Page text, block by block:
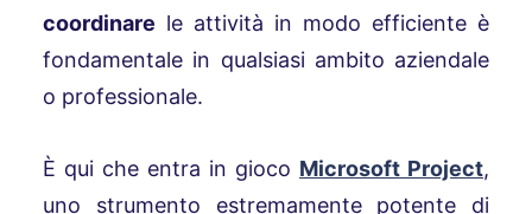
coordinare le attività in modo efficiente è
fondamentale in qualsiasi ambito aziendale
o professionale.
È qui che entra in gioco Microsoft Project,
uno strumento estremamente potente di